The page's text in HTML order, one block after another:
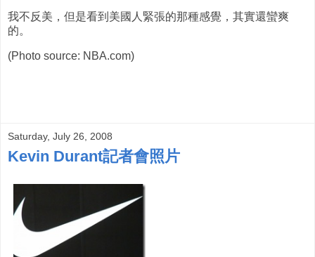
我不反美，但是看到美國人緊張的那種感覺，其實還蠻爽
的。
(Photo source: NBA.com)
Saturday, July 26, 2008
Kevin Durant記者會照片